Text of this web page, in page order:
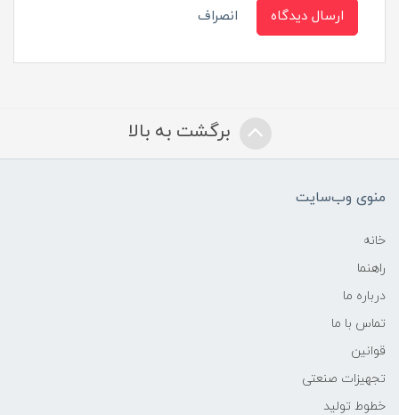
ارسال دیدگاه انصراف
برگشت به بالا
منوی وب‌سایت
خانه
راهنما
درباره ما
تماس با ما
قوانین
تجهیزات صنعتی
خطوط تولید